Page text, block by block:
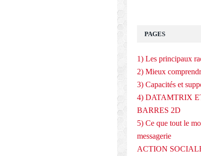
PAGES
1) Les principaux
2) Mieux
3) Capacités et
4) DATAMTRIX
BARRES 2D
5) Ce que tout le
messagerie
ACTION